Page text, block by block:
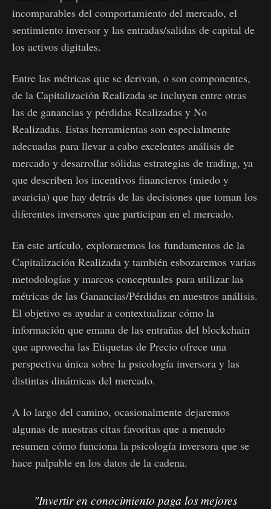
incomparables del comportamiento del mercado, el
sentimiento inversor y las entradas/salidas de capital de
los activos digitales.
Entre las métricas que se derivan, o son componentes,
de la Capitalización Realizada se incluyen entre otras
las de ganancias y pérdidas Realizadas y No
Realizadas. Estas herramientas son especialmente
adecuadas para llevar a cabo excelentes análisis de
mercado y desarrollar sólidas estrategias de trading, ya
que describen los incentivos financieros (miedo y
avaricia) que hay detrás de las decisiones que toman los
diferentes inversores que participan en el mercado.
En este artículo, exploraremos los fundamentos de la
Capitalización Realizada y también esbozaremos varias
metodologías y marcos conceptuales para utilizar las
métricas de las Ganancias/Pérdidas en nuestros análisis.
El objetivo es ayudar a contextualizar cómo la
información que emana de las entrañas del blockchain
que aprovecha las Etiquetas de Precio ofrece una
perspectiva única sobre la psicología inversora y las
distintas dinámicas del mercado.
A lo largo del camino, ocasionalmente dejaremos
algunas de nuestras citas favoritas que a menudo
resumen cómo funciona la psicología inversora que se
hace palpable en los datos de la cadena.
"Invertir en conocimiento paga los mejores